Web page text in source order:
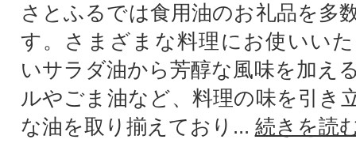
さとふるでは食用油のお礼品を多
す。さまざまな料理にお使いい
いサラダ油から芳醇な風味を加え
ルやごま油など、料理の味を引き
な油を取り揃えており... 続きを読